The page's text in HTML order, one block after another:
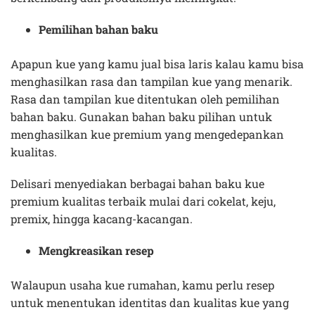
Pemilihan bahan baku
Apapun kue yang kamu jual bisa laris kalau kamu bisa
menghasilkan rasa dan tampilan kue yang menarik.
Rasa dan tampilan kue ditentukan oleh pemilihan
bahan baku. Gunakan bahan baku pilihan untuk
menghasilkan kue premium yang mengedepankan
kualitas.
Delisari menyediakan berbagai bahan baku kue
premium kualitas terbaik mulai dari cokelat, keju,
premix, hingga kacang-kacangan.
Mengkreasikan resep
Walaupun usaha kue rumahan, kamu perlu resep
untuk menentukan identitas dan kualitas kue yang